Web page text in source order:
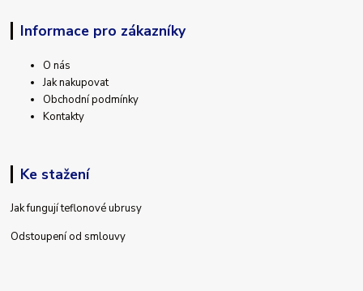
Informace pro zákazníky
O nás
Jak nakupovat
Obchodní podmínky
Kontakty
Ke stažení
Jak fungují teflonové ubrusy
Odstoupení od smlouvy